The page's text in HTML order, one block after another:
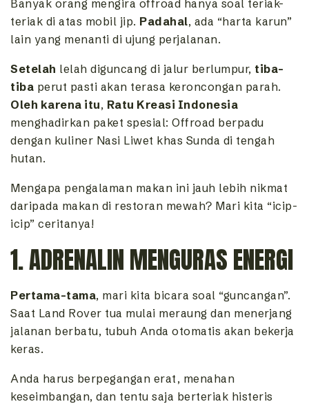
Banyak orang mengira offroad hanya soal teriak-
teriak di atas mobil jip. Padahal, ada “harta karun”
lain yang menanti di ujung perjalanan.
Setelah lelah diguncang di jalur berlumpur, tiba-
tiba perut pasti akan terasa keroncongan parah.
Oleh karena itu, Ratu Kreasi Indonesia
menghadirkan paket spesial: Offroad berpadu
dengan kuliner Nasi Liwet khas Sunda di tengah
hutan.
Mengapa pengalaman makan ini jauh lebih nikmat
daripada makan di restoran mewah? Mari kita “icip-
icip” ceritanya!
1. ADRENALIN MENGURAS ENERGI
Pertama-tama, mari kita bicara soal “guncangan”.
Saat Land Rover tua mulai meraung dan menerjang
jalanan berbatu, tubuh Anda otomatis akan bekerja
keras.
Anda harus berpegangan erat, menahan
keseimbangan, dan tentu saja berteriak histeris